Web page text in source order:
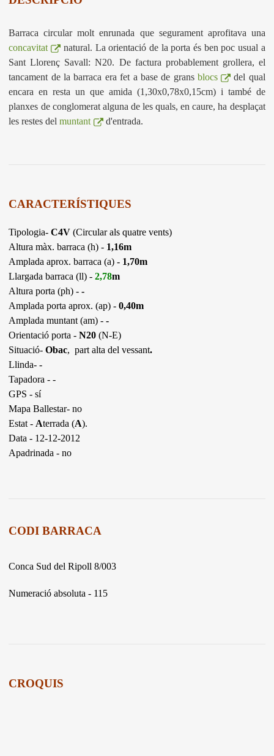
Barraca circular molt enrunada que segurament aprofitava una
concavitat
natural. La orientació de la porta és ben poc usual a
Sant Llorenç Savall: N20. De factura probablement grollera, el
tancament de la barraca era fet a base de grans blocs
del qual
encara en resta un que amida (1,30x0,78x0,15cm) i també de
planxes de conglomerat alguna de les quals, en caure, ha desplaçat
les restes delmuntant d'entrada.
CARACTERÍSTIQUES
Tipologia-C4V (Circular als quatre vents)
Altura màx. barraca (h) - 1,16m
Amplada aprox. barraca (a) - 1,70m
Llargada barraca (ll) -2,78m
Altura porta (ph) - -
Amplada porta aprox. (ap) -0,40m
Amplada muntant (am) --
Orientació porta -N20(N-E)
Situació-Obac, part alta del vessant.
Llinda- -
Tapadora - -
GPS - sí
Mapa Ballestar- no
Estat -Aterrada (A).
Data - 12-12-2012
Apadrinada - no
CODI BARRACA
Conca Sud del Ripoll 8/003
Numeració absoluta - 115
CROQUIS